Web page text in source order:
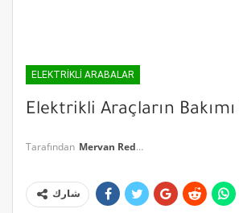
ELEKTRIKLI ARABALAR
Elektrikli Araçların
Tarafından Mervan Redha
شارك